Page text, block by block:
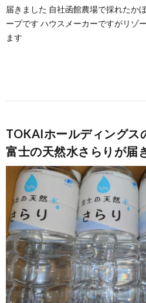
届きました 自社函館農場で採れたか
ープです ハウスメーカーですがリゾ
ます
TOKAIホールディングス
富士の天然水さらりが届